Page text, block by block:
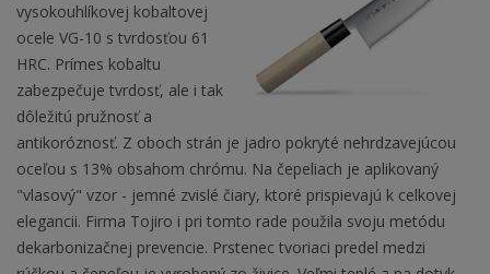
vysokouhlíkovej kobaltovej
ocele VG-10 s tvrdosťou 61
HRC. Prímes kobaltu
zabezpečuje tvrdosť, ale i tak
dôležitú pružnosť a
antikoróznosť. Z oboch strán je jadro pokryté nehrdzavejúcou
oceľou s 13% obsahom chrómu. Na čepeliach je aplikovaný
"vlasový" vzor - jemné zvislé čiary, ktoré prispievajú k celkovej
elegancii. Firma Tojiro i pri tomto rade použila svoju metódu
dekarbonizačnej prevencie. Prstenec tvoriaci predel medzi